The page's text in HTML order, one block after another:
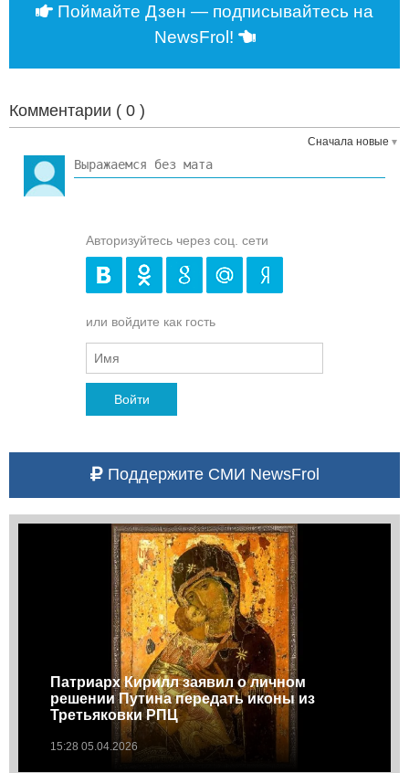
Поймайте Дзен — подписывайтесь на
NewsFrol!
Комментарии ( 0 )
Сначала новые
Авторизуйтесь через соц. сети
или войдите как гость
Войти
Поддержите СМИ NewsFrol
Патриарх Кирилл заявил о личном
решении Путина передать иконы из
Третьяковки РПЦ
15:28 05.04.2026